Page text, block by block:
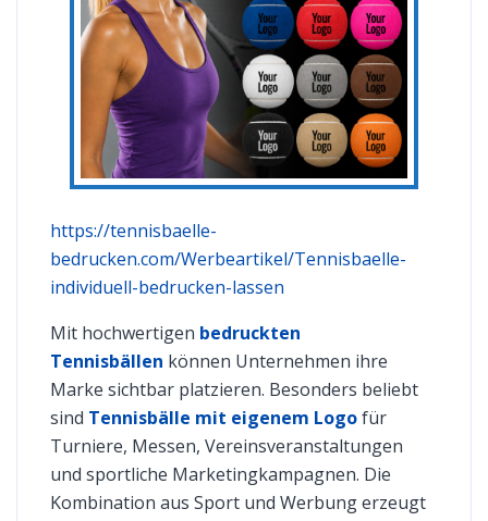
https://tennisbaelle-
bedrucken.com/Werbeartikel/Tennisbaelle-
individuell-bedrucken-lassen
Mit hochwertigen bedruckten
Tennisbällen können Unternehmen ihre
Marke sichtbar platzieren. Besonders beliebt
sind Tennisbälle mit eigenem Logofür
Turniere, Messen, Vereinsveranstaltungen
und sportliche Marketingkampagnen. Die
Kombination aus Sport und Werbung erzeugt